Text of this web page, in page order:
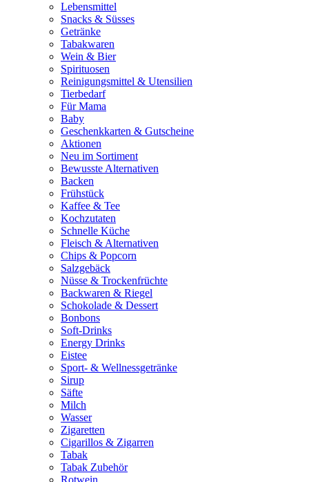
Lebensmittel
Snacks & Süsses
Getränke
Tabakwaren
Wein & Bier
Spirituosen
Reinigungsmittel & Utensilien
Tierbedarf
Für Mama
Baby
Geschenkkarten & Gutscheine
Aktionen
Neu im Sortiment
Bewusste Alternativen
Backen
Frühstück
Kaffee & Tee
Kochzutaten
Schnelle Küche
Fleisch & Alternativen
Chips & Popcorn
Salzgebäck
Nüsse & Trockenfrüchte
Backwaren & Riegel
Schokolade & Dessert
Bonbons
Soft-Drinks
Energy Drinks
Eistee
Sport- & Wellnessgetränke
Sirup
Säfte
Milch
Wasser
Zigaretten
Cigarillos & Zigarren
Tabak
Tabak Zubehör
Rotwein